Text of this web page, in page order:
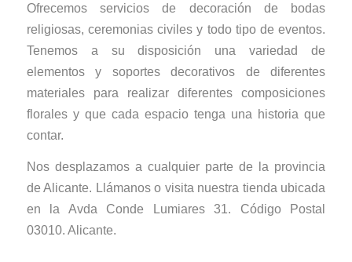
Ofrecemos servicios de decoración de bodas
religiosas, ceremonias civiles y todo tipo de eventos.
Tenemos a su disposición una variedad de
elementos y soportes decorativos de diferentes
materiales para realizar diferentes composiciones
florales y que cada espacio tenga una historia que
contar.
Nos desplazamos a cualquier parte de la provincia
de Alicante. Llámanos o visita nuestra tienda ubicada
en la Avda Conde Lumiares 31. Código Postal
03010. Alicante.